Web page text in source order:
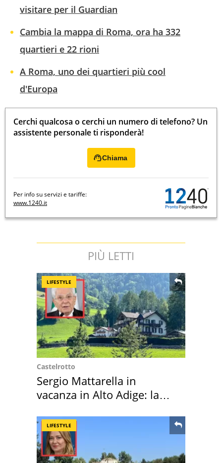
visitare per il Guardian
Cambia la mappa di Roma, ora ha 332
quartieri e 22 rioni
A Roma, uno dei quartieri più cool
d'Europa
Cerchi qualcosa o cerchi un numero di telefono? Un
assistente personale ti risponderà!
Chiama
Per info su servizi e tariffe:
www.1240.it
PIÙ LETTI
LIFESTYLE
Castelrotto
Sergio Mattarella in
vacanza in Alto Adige: la
LIFESTYLE